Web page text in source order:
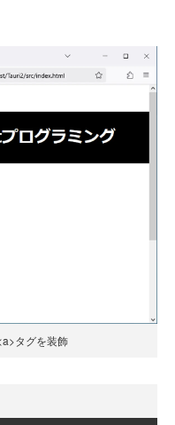
タグを装飾